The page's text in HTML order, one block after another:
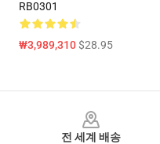
RB0301
₩3,989,310$28.95
전 세계 배송